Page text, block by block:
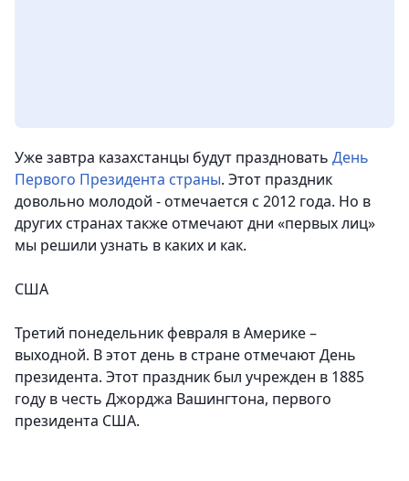
Уже завтра казахстанцы будут праздновать День
Первого Президента страны. Этот праздник
довольно молодой - отмечается с 2012 года. Но в
других странах также отмечают дни «первых лиц»
мы решили узнать в каких и как.
США
Третий понедельник февраля в Америке –
выходной. В этот день в стране отмечают День
президента. Этот праздник был учрежден в 1885
году в честь Джорджа Вашингтона, первого
президента США.